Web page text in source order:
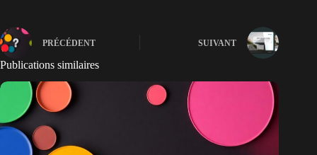
PRÉCÉDENT SUIVANT
Publications similaires